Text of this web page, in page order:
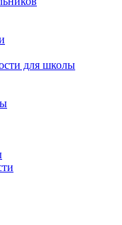
для школы